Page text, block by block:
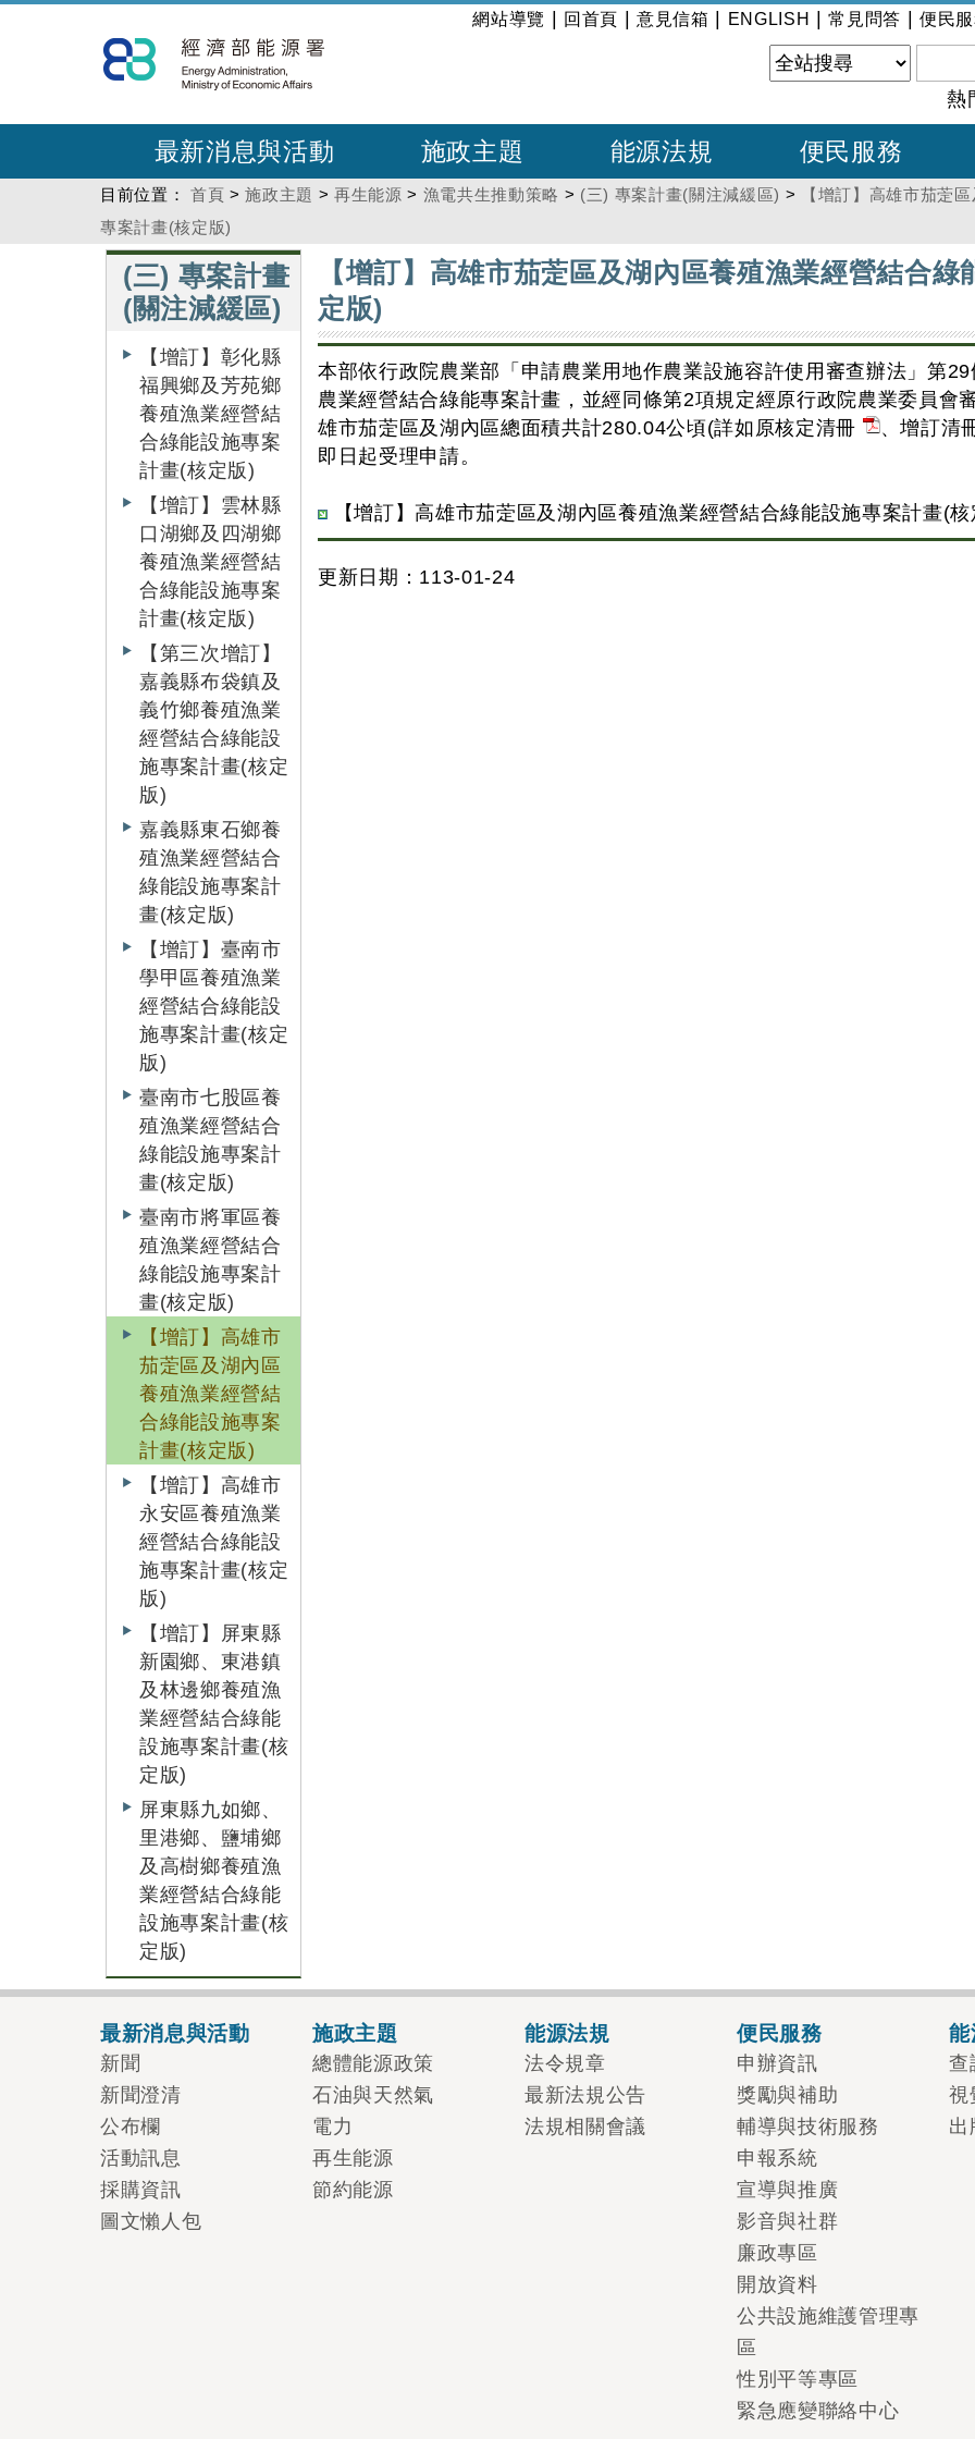
到
主
內
:::
網站導覽 回首頁 意見信箱 ENGLISH |常見問答 便民
熱
最新消息與活動 施政主題 能源法規 便民服務
目前位置： 首頁 >施政主題 >再生能源 > 漁電共生推動策略 > (三) 專案計畫(關注減緩區) >
【增訂】高雄市茄萣
專案計畫(核定版)
(三) 專案計畫
(關注減緩區)
【增訂】彰化縣
福興鄉及芳苑鄉
養殖漁業經營結
合綠能設施專案
計畫(核定版)
【增訂】雲林縣
口湖鄉及四湖鄉
養殖漁業經營結
合綠能設施專案
計畫(核定版)
【第三次增訂】
嘉義縣布袋鎮及
義竹鄉養殖漁業
經營結合綠能設
施專案計畫(核定
版)
嘉義縣東石鄉養
殖漁業經營結合
綠能設施專案計
畫(核定版)
【增訂】臺南市
學甲區養殖漁業
經營結合綠能設
施專案計畫(核定
版)
臺南市七股區養
殖漁業經營結合
綠能設施專案計
畫(核定版)
臺南市將軍區養
殖漁業經營結合
綠能設施專案計
畫(核定版)
【增訂】高雄市
茄萣區及湖內區
養殖漁業經營結
合綠能設施專案
計畫(核定版)
【增訂】高雄市
永安區養殖漁業
經營結合綠能設
施專案計畫(核定
版)
【增訂】屏東縣
新園鄉、東港鎮
及林邊鄉養殖漁
業經營結合綠能
設施專案計畫(核
定版)
屏東縣九如鄉、
里港鄉、鹽埔鄉
及高樹鄉養殖漁
業經營結合綠能
設施專案計畫(核
定版)
:::
【增訂】高雄市茄萣區及湖內區養殖漁業經營結合綠
定版)
本部依行政院農業部「申請農業用地作農業設施容許使用審查辦法」第
農業經營結合綠能專案計畫，並經同條第2項規定經原行政院農業委員會
雄市茄萣區及湖內區總面積共計280.04公頃(詳如原核定清冊
、增訂清
即日起受理申請。
【增訂】高雄市茄萣區及湖內區養殖漁業經營結合綠能設施專案計畫(
更新日期：113-01-24
最新消息與活動
新聞
新聞澄清
公布欄
活動訊息
採購資訊
圖文懶人包
施政主題
總體能源政策
石油與天然氣
電力
再生能源
節約能源
能源法規
法令規章
最新法規公告
法規相關會議
便民服務
申辦資訊
獎勵與補助
輔導與技術服務
申報系統
宣導與推廣
影音與社群
廉政專區
開放資料
公共設施維護管理專
區
性別平等專區
緊急應變聯絡中心
能
查
視
出